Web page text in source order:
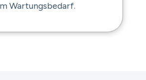
Wartungsbedarf.